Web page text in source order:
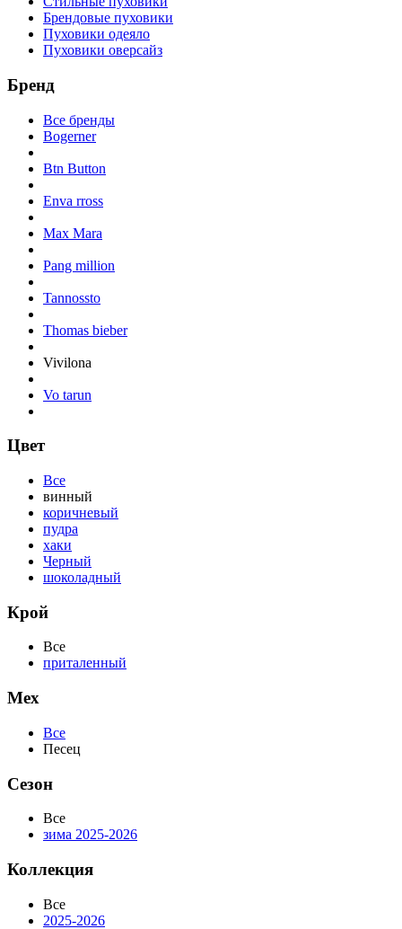
Брендовые пуховики
Пуховики одеяло
Пуховики оверсайз
Бренд
Все бренды
Bogerner
Btn Button
Enva rross
Max Mara
Pang million
Tannossto
Thomas bieber
Vivilona
Vo tarun
Цвет
Все
винный
коричневый
пудра
хаки
Черный
шоколадный
Крой
Все
приталенный
Мех
Все
Песец
Сезон
Все
зима 2025-2026
Коллекция
Все
2025-2026